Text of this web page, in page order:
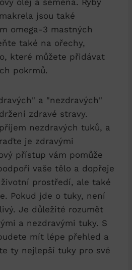
olej a semena. Ryby
jsou také
omega-3 mastných
také na ořechy,
které můžete přidávat
pokrmů.
a "nezdravých"
zdravé stravy.
nezdravých tuků, a
je zdravými
přístup vám pomůže
vaše tělo a dopřeje
prostředí, ale také
Pokud jde o tuky, není
Je důležité rozumět
a nezdravými tuky. S
mít lépe přehled a
ty nejlepší tuky pro své